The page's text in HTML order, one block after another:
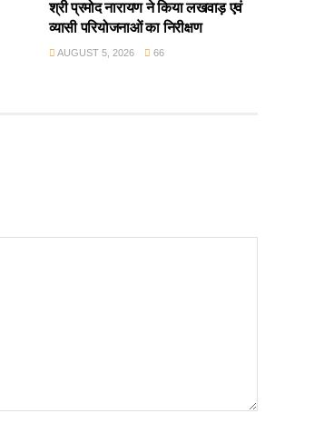
श्री प्रमोद नारायण ने किया लखवाड़ एवं
व्यासी परियोजनाओं का निरीक्षण
AUGUST 5, 2026 66